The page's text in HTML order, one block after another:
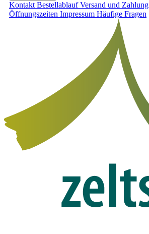
Kontakt BestellablaufVersand und Zahlung
Öffnungszeiten Impressum Häufige Fragen